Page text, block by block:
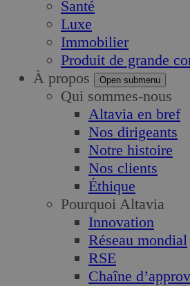
Santé
Luxe
Immobilier
Produit de grande
À propos
Open submenu
Qui sommes-nous
Altavia en bref
Nos dirigeants
Notre histoire
Nos clients
Éthique
Pourquoi Altavia
Innovation
Réseau mondial
RSE
Chaîne